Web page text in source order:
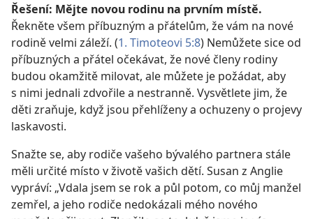
Řešení: Mějte novou rodinu na prvním místě.
Řekněte všem příbuzným a přátelům, že vám na nové
rodině velmi záleží. (1. Timoteovi 5:8) Nemůžete sice od
příbuzných a přátel očekávat, že nové členy rodiny
budou okamžitě milovat, ale můžete je požádat, aby
s nimi jednali zdvořile a nestranně. Vysvětlete jim, že
děti zraňuje, když jsou přehlíženy a ochuzeny o projevy
laskavosti.
Snažte se, aby rodiče vašeho bývalého partnera stále
měli určité místo v životě vašich dětí. Susan z Anglie
vypráví: „Vdala jsem se rok a půl potom, co můj manžel
zemřel, a jeho rodiče nedokázali mého nového